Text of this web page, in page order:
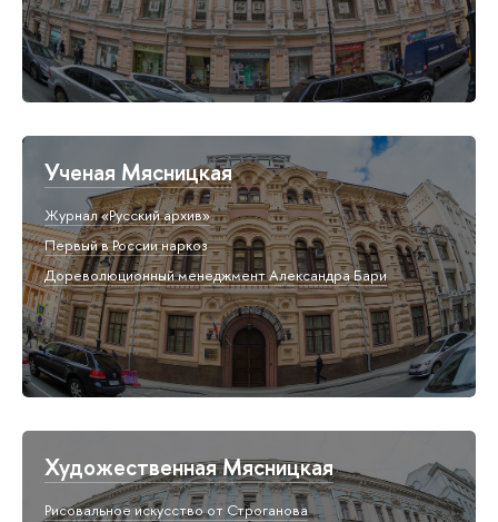
Ученая Мясницкая
Журнал «Русский архив»
Первый в России наркоз
Дореволюционный менеджмент Александра Бари
Художественная Мясницкая
Рисовальное искусство от Строганова